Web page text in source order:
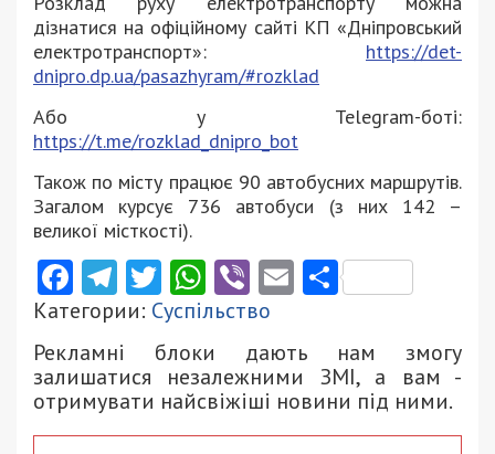
дізнатися на офіційному сайті КП «Дніпровський
електротранспорт»: https://det-
dnipro.dp.ua/pasazhyram/#rozklad
Або у Telegram-боті:
https://t.me/rozklad_dnipro_bot
Також по місту працює 90 автобусних маршрутів.
Загалом курсує 736 автобуси (з них 142 –
великої місткості).
Facebook
Telegram
Twitter
WhatsApp
ViberEmail
Категории: Суспільство
Рекламні блоки дають нам змогу
залишатися незалежними ЗМІ, а вам -
отримувати найсвіжіші новини під ними.